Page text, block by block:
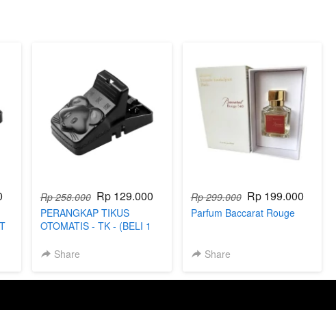
Rp 258.000 Rp 129.000
PERANGKAP TIKUS
OTOMATIS - TK - (BELI 1
Share
Rp 299.000 Rp 199.000
Parfum Baccarat Rouge
Share